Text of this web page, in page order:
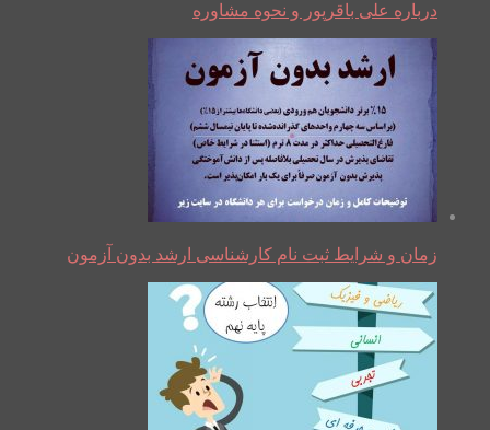
درباره علی باقرپور و نحوه مشاوره
زمان و شرایط ثبت نام کارشناسی ارشد بدون آزمون